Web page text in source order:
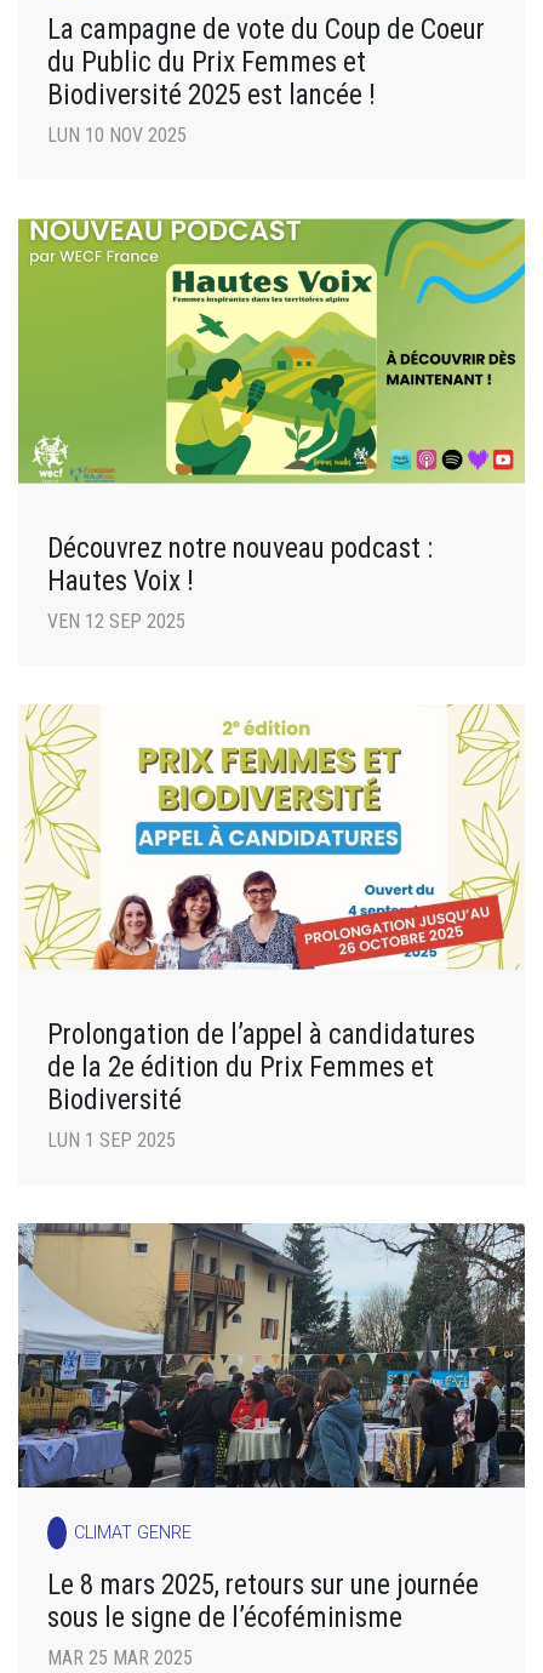
La campagne de vote du Coup de Coeur
du Public du Prix Femmes et
Biodiversité 2025 est lancée !
LUN 10 NOV 2025
Découvrez notre nouveau podcast :
Hautes Voix !
VEN 12 SEP 2025
Prolongation de l’appel à candidatures
de la 2e édition du Prix Femmes et
Biodiversité
LUN 1 SEP 2025
CLIMAT GENRE
Le 8 mars 2025, retours sur une journée
sous le signe de l’écoféminisme
MAR 25 MAR 2025